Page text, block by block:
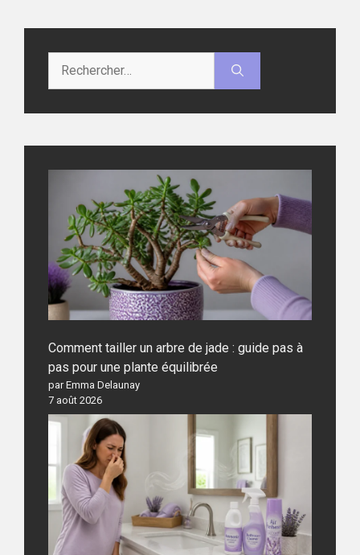
Comment tailler un arbre de jade : guide pas à
pas pour une plante équilibrée
par Emma Delaunay
7 août 2026